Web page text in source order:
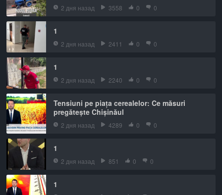
2 дня назад 3558 0 0
1
2 дня назад 2411 0 0
1
2 дня назад 2240 0 0
Tensiuni pe piața cerealelor: Ce măsuri
pregătește Chișinăul
2 дня назад 4289 0 0
1
2 дня назад 851 0 0
1